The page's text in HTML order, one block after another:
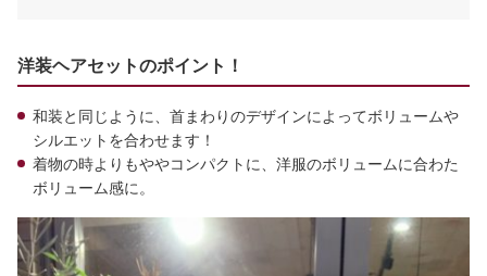
洋装ヘアセットのポイント！
和装と同じように、首まわりのデザインによってボリュームや
シルエットを合わせます！
着物の時よりもややコンパクトに、洋服のボリュームに合わた
ボリューム感に。